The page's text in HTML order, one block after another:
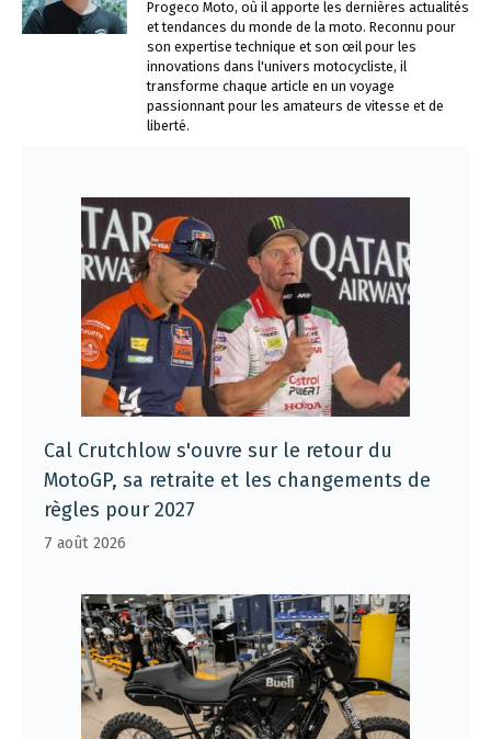
Progeco Moto, où il apporte les dernières actualités
et tendances du monde de la moto. Reconnu pour
son expertise technique et son œil pour les
innovations dans l'univers motocycliste, il
transforme chaque article en un voyage
passionnant pour les amateurs de vitesse et de
liberté.
Cal Crutchlow s'ouvre sur le retour du
MotoGP, sa retraite et les changements de
règles pour 2027
7 août 2026